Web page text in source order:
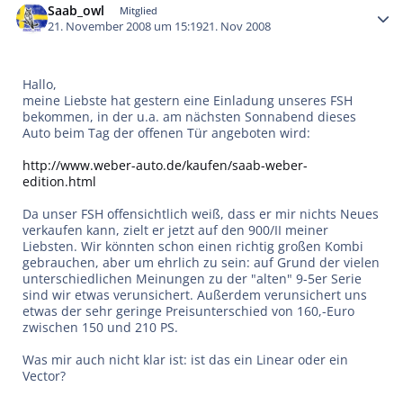
Saab_owl Mitglied
21. November 2008 um 15:1921. Nov 2008
Hallo,
meine Liebste hat gestern eine Einladung unseres FSH
bekommen, in der u.a. am nächsten Sonnabend dieses
Auto beim Tag der offenen Tür angeboten wird:
http://www.weber-auto.de/kaufen/saab-weber-
edition.html
Da unser FSH offensichtlich weiß, dass er mir nichts Neues
verkaufen kann, zielt er jetzt auf den 900/II meiner
Liebsten. Wir könnten schon einen richtig großen Kombi
gebrauchen, aber um ehrlich zu sein: auf Grund der vielen
unterschiedlichen Meinungen zu der "alten" 9-5er Serie
sind wir etwas verunsichert. Außerdem verunsichert uns
etwas der sehr geringe Preisunterschied von 160,-Euro
zwischen 150 und 210 PS.
Was mir auch nicht klar ist: ist das ein Linear oder ein
Vector?